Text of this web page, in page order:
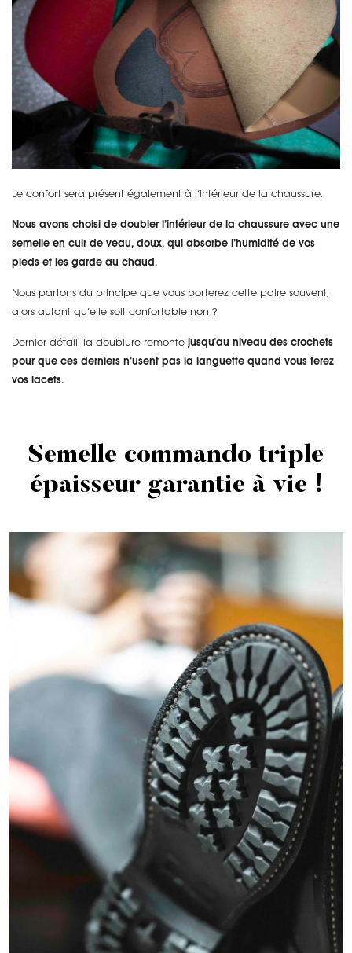
Le confort sera présent également à l’intérieur de la chaussure.
Nous avons choisi de doubler l’intérieur de la chaussure avec une
semelle en cuir de veau, doux, qui absorbe l’humidité de vos
pieds et les garde au chaud.
Nous partons du principe que vous porterez cette paire souvent,
alors autant qu’elle soit confortable non ?
Dernier détail, la doublure remonte jusqu'au niveau des crochets
pour que ces derniers n’usent pas la languette quand vous ferez
vos lacets.
Semelle commando triple
épaisseur garantie à vie !